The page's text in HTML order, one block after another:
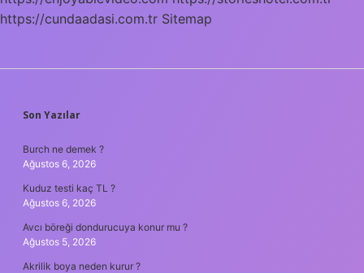
https://cundaadasi.com.tr Sitemap
SIDEBAR
Son Yazılar
Burch ne demek ?
Ağustos 6, 2026
Kuduz testi kaç TL ?
Ağustos 6, 2026
Avcı böreği dondurucuya konur mu ?
Ağustos 5, 2026
Akrilik boya neden kurur ?